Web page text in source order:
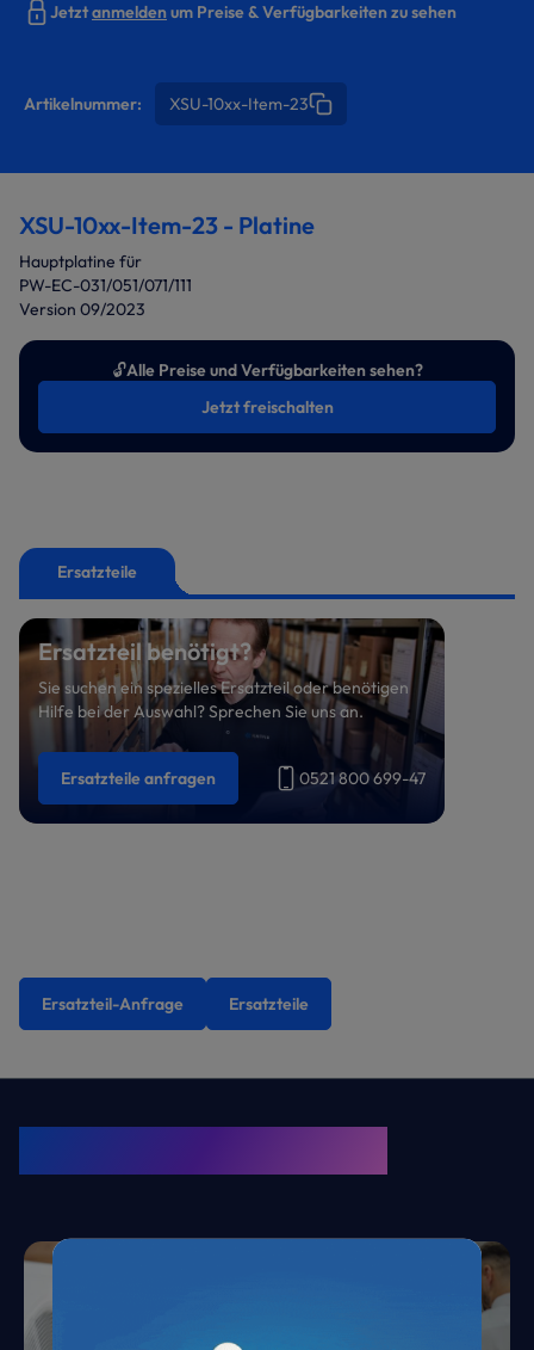
Jetztanmeldenum Preise & Verfügbarkeiten zu sehen
Artikelnummer: XSU-10xx-Item-23
XSU-10xx-Item-23 - Platine
Hauptplatine für
PW-EC-031/051/071/111
Version 09/2023
🔓Alle Preise und Verfügbarkeiten sehen?
Jetzt freischalten
Ersatzteile
Ersatzteil benötigt?
Sie suchen ein spezielles Ersatzteil oder benötigen
Hilfe bei der Auswahl? Sprechen Sie uns an.
Ersatzteile anfragen 0521 800 699-47
Ersatzteil-Anfrage Ersatzteile